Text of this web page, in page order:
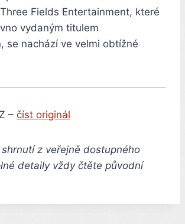
Fields Entertainment, které
vydaným titulem
se nachází ve velmi obtížné
– číst originál
z veřejně dostupného
detaily vždy čtěte původní